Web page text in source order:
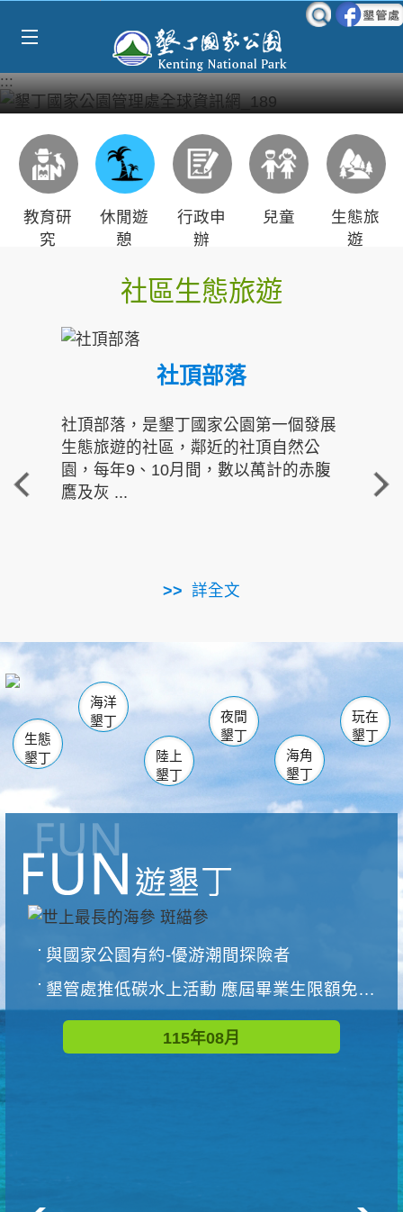
:::
教育研
究
休閒遊
憩
行政申
辦
兒童
生態旅
遊
社區生態旅遊
社頂部落
社頂部落，是墾丁國家公園第一個發展
生態旅遊的社區，鄰近的社頂自然公
園，每年9、10月間，數以萬計的赤腹
鷹及灰 ...
詳全文
重
走進
南仁湖
海生館
恆春 佳樂水
龍鑾潭自然中心 森林遊樂區
瓊麻館
關山 墾管處遊客中心
社頂公園 風吹沙
船帆石
白砂 龍磐公園
香蕉灣
砂島
鵝鑾鼻
生態
墾丁
海洋
墾丁
陸上
墾丁
夜間
墾丁
海角
墾丁
玩在
墾丁
與國家公園有約-優游潮間探險者
墾管處推低碳水上活動 應屆畢業生限額免費參加
115年08月